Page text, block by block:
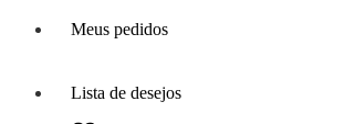
Meus pedidos
Lista de desejos